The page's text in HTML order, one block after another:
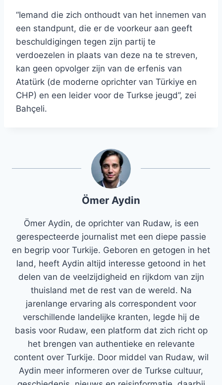
“Iemand die zich onthoudt van het innemen van
een standpunt, die er de voorkeur aan geeft
beschuldigingen tegen zijn partij te
verdoezelen in plaats van deze na te streven,
kan geen opvolger zijn van de erfenis van
Atatürk (de moderne oprichter van Türkiye en
CHP) en een leider voor de Turkse jeugd”, zei
Bahçeli.
Ömer Aydin
Ömer Aydin, de oprichter van Rudaw, is een
gerespecteerde journalist met een diepe passie
en begrip voor Turkije. Geboren en getogen in het
land, heeft Aydin altijd interesse getoond in het
delen van de veelzijdigheid en rijkdom van zijn
thuisland met de rest van de wereld. Na
jarenlange ervaring als correspondent voor
verschillende landelijke kranten, legde hij de
basis voor Rudaw, een platform dat zich richt op
het brengen van authentieke en relevante
content over Turkije. Door middel van Rudaw, wil
Aydin meer informeren over de Turkse cultuur,